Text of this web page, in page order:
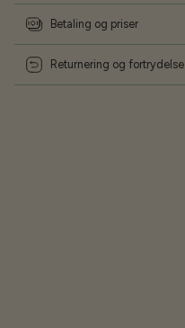
Betaling og priser
Returnering og fortrydelse